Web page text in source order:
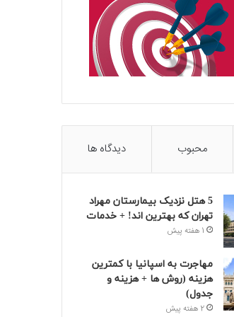
محبوب دیدگاه ها
5 هتل نزدیک بیمارستان مهراد
تهران که بهترین‌ اند! + خدمات
1 هفته پیش
مهاجرت به اسپانیا با کمترین
هزینه (روش ها + هزینه و
جدول)
2 هفته پیش